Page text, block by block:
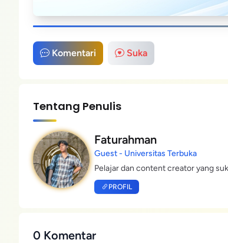
Komentari Suka
Tentang Penulis
Faturahman
Guest - Universitas Terbuka
Pelajar dan content creator yang
PROFIL
0 Komentar